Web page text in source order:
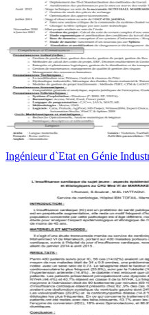
Ingénieur d`Etat en Génie